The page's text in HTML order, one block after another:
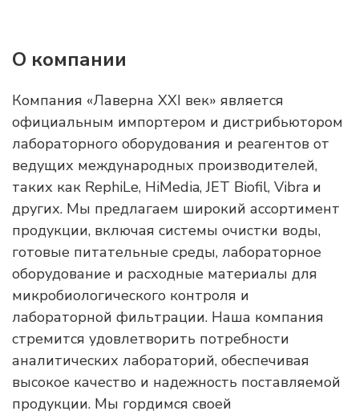
О компании
Компания «Лаверна XXI век» является
официальным импортером и дистрибьютором
лабораторного оборудования и реагентов от
ведущих международных производителей,
таких как RephiLe, HiMedia, JET Biofil, Vibra и
других. Мы предлагаем широкий ассортимент
продукции, включая системы очистки воды,
готовые питательные среды, лабораторное
оборудование и расходные материалы для
микробиологического контроля и
лабораторной фильтрации. Наша компания
стремится удовлетворить потребности
аналитических лабораторий, обеспечивая
высокое качество и надежность поставляемой
продукции. Мы гордимся своей